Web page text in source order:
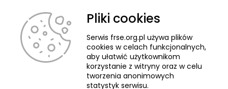
kontakt@frse.org.pl
© 2026 Fundacja Rozwoju Systemu Edukacji
Pliki cookies
Serwis frse.org.pl używa plików
cookies w celach funkcjonalnych,
aby ułatwić użytkownikom
korzystanie z witryny oraz w celu
tworzenia anonimowych
statystyk serwisu.